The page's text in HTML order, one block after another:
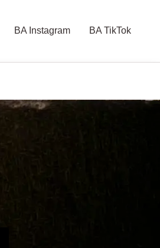
BA Instagram BA TikTok